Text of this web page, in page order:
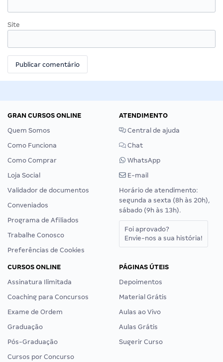
Site
GRAN CURSOS ONLINE
Quem Somos
Como Funciona
Como Comprar
Loja Social
Validador de documentos
Conveniados
Programa de Afiliados
Trabalhe Conosco
Preferências de Cookies
ATENDIMENTO
Central de ajuda
Chat
WhatsApp
E-mail
Horário de atendimento:
segunda a sexta (8h às 20h),
sábado (9h às 13h).
Foi aprovado?
Envie-nos a sua história!
CURSOS ONLINE
Assinatura Ilimitada
Coaching para Concursos
Exame de Ordem
Graduação
Pós-Graduação
Cursos por Concurso
PÁGINAS ÚTEIS
Depoimentos
Material Grátis
Aulas ao Vivo
Aulas Grátis
Sugerir Curso